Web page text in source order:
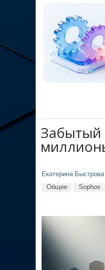
Забытый
Екатерина Быстрова
Общее Sophos